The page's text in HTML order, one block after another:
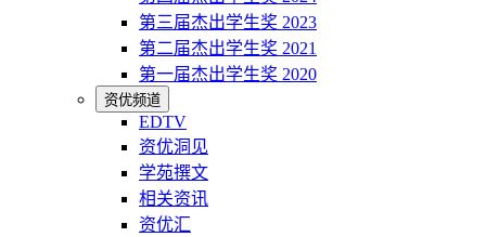
第三届杰出学生奖 2023
第二届杰出学生奖 2021
第一届杰出学生奖 2020
资优频道
EDTV
资优洞见
学苑撰文
相关资讯
资优汇